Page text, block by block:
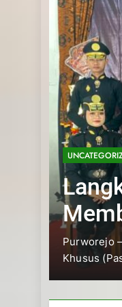
UNCATEGORIZED
Purworejo –
Khusus (Pasus)